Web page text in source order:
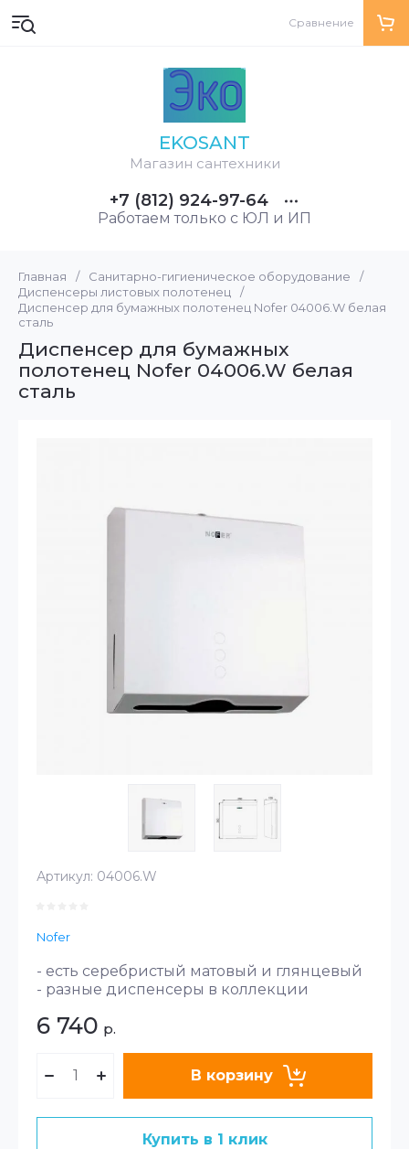
EKOSANT
Магазин сантехники
+7 (812) 924-97-64
Работаем только с ЮЛ и ИП
Сравнение
Главная / Санитарно-гигиеническое оборудование
/
Диспенсеры листовых полотенец
/
Диспенсер для бумажных полотенец Nofer 04006.W белая
сталь
Диспенсер для бумажных
полотенец Nofer 04006.W белая
сталь
Артикул: 04006.W
Nofer
- есть серебристый матовый и глянцевый
- разные диспенсеры в коллекции
6 740 р.
В корзину
Купить в 1 клик